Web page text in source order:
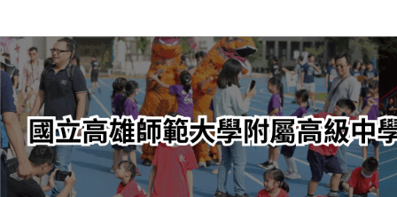
轉
至
主
內
容